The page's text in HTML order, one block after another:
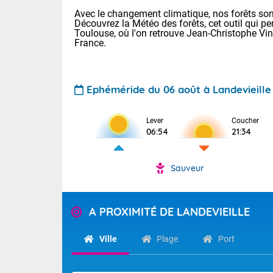
Avec le changement climatique, nos forêts
Découvrez la Météo des forêts, cet outil qui
Toulouse, où l'on retrouve Jean-Christophe
France.
Ephéméride du 06 août à Landevieille
Lever
06:54
Coucher
21:34
Sauveur
A PROXIMITÉ DE LANDEVIEILLE
Ville Plage Port
Voici les
Lyon : 33
25 Nancy :
30 Lille : 24
(84). Sur le
de journée,
Sur les